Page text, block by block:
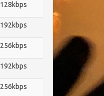
128kbps
192kbps
256kbps
192kbps
256kbps